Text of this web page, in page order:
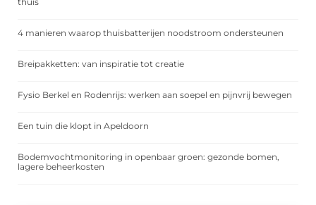
4 manieren waarop thuisbatterijen noodstroom ondersteunen
Breipakketten: van inspiratie tot creatie
Fysio Berkel en Rodenrijs: werken aan soepel en pijnvrij bewegen
Een tuin die klopt in Apeldoorn
Bodemvochtmonitoring in openbaar groen: gezonde bomen,
lagere beheerkosten